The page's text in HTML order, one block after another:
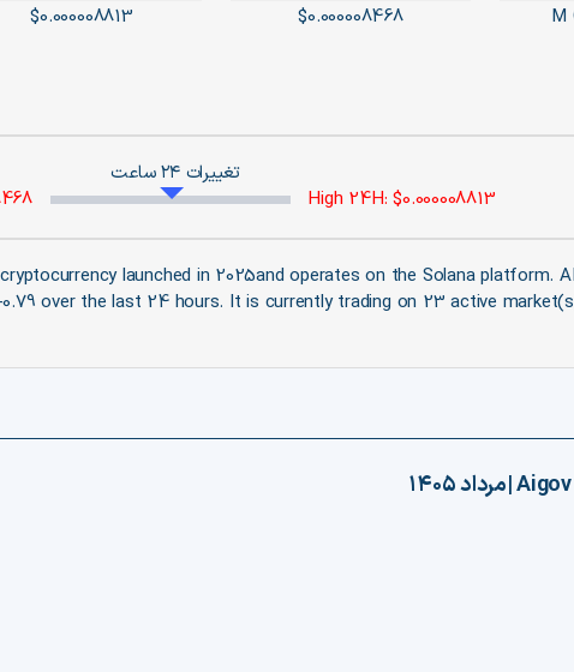
$0.000008813 $0.000008468
تغییرات ۲۴ ساعت
High 24H: $0.000008813
launched in 2025and operates on the Solana
-0.79 over the last 24 hours. It is currently trading on 23 active
Aigov
|مرداد ۱۴۰۵